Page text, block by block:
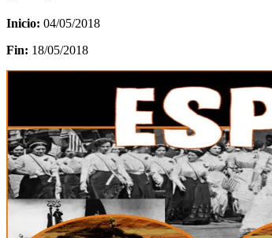
Inicio: 04/05/2018
Fin: 18/05/2018